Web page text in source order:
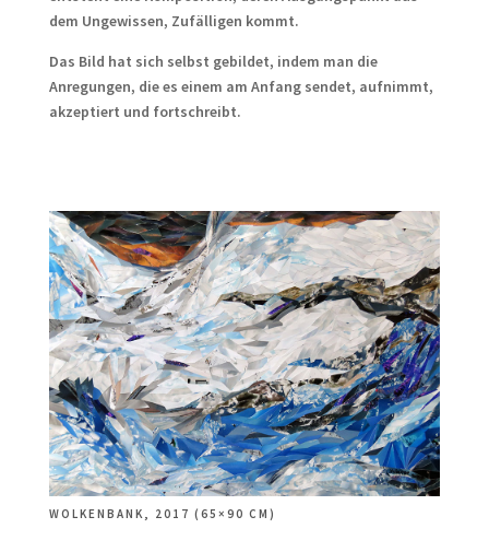
dem Ungewissen, Zufälligen kommt.
Das Bild hat sich selbst gebildet, indem man die
Anregungen, die es einem am Anfang sendet, aufnimmt,
akzeptiert und fortschreibt.
WOLKENBANK, 2017 (65×90 CM)